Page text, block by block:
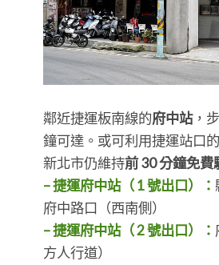
鄰近捷運板南線的府中站，
鐘可達。或可利用捷運站口
新北市仍維持前 30 分鐘免費
– 捷運府中站（ 1 號出口）：
府中路口（西南側）
– 捷運府中站（ 2 號出口）：
方人行道）